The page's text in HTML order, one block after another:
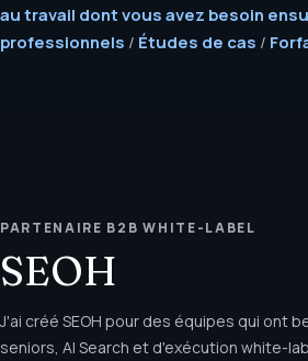
au travail dont vous avez besoin
professionnels / Études de cas /
PARTENAIRE B2B WHITE-LABEL
SEOH
J'ai créé SEOH pour des équipes qui ont
seniors, AI Search et d'exécution white-